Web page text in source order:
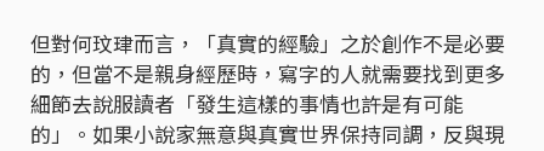
但對何玟珒而言，「真實的經驗」之於創作不是必要
的，但當不是親身經歷時，寫字的人就需要找到更多
細節去說服讀者「發生這樣的事情也許是有可能
的」。如果小說家無意與真實世界保持同調，反與現